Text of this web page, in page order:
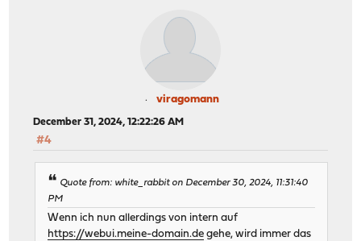
viragomann
December 31, 2024, 12:22:26 AM
#4
Quote from: white_rabbit on December 30, 2024, 11:31:40
PM
Wenn ich nun allerdings von intern auf
https://webui.meine-domain.de gehe, wird immer das